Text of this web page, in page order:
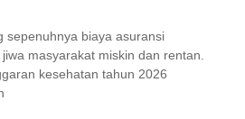
sepenuhnya biaya asuransi
masyarakat miskin dan rentan.
kesehatan tahun 2026